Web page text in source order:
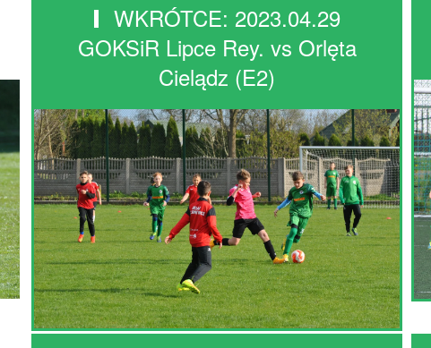
WKRÓTCE: 2023.04.29
GOKSiR Lipce Rey. vs Orlęta
Cielądz (E2)